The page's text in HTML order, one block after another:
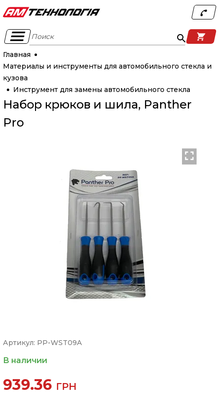
Поиск
Главная
Материалы и инструменты для автомобильного стекла и
кузова
Инструмент для замены автомобильного стекла
Набор крюков и шила, Panther
Pro
Артикул: PP-WST09A
В наличии
939.36 ГРН